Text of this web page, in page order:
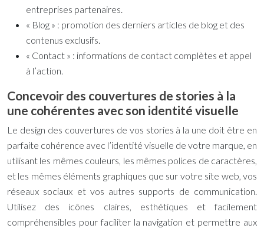
entreprises partenaires.
« Blog » : promotion des derniers articles de blog et des
contenus exclusifs.
« Contact » : informations de contact complètes et appel
à l’action.
Concevoir des couvertures de stories à la
une cohérentes avec son identité visuelle
Le design des couvertures de vos stories à la une doit être en
parfaite cohérence avec l’identité visuelle de votre marque, en
utilisant les mêmes couleurs, les mêmes polices de caractères,
et les mêmes éléments graphiques que sur votre site web, vos
réseaux sociaux et vos autres supports de communication.
Utilisez des icônes claires, esthétiques et facilement
compréhensibles pour faciliter la navigation et permettre aux